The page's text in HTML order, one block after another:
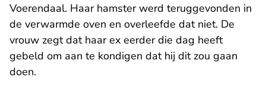
Voerendaal. Haar hamster werd teruggevonden in
de verwarmde oven en overleefde dat niet. De
vrouw zegt dat haar ex eerder die dag heeft
gebeld om aan te kondigen dat hij dit zou gaan
doen.